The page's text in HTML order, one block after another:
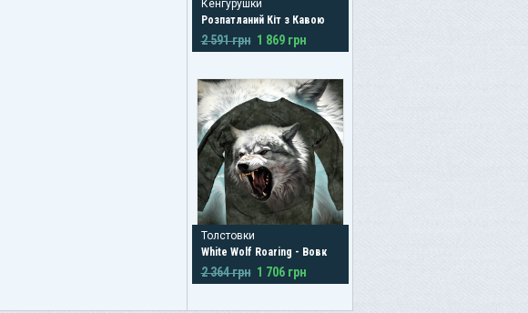
Кенгурушки
Розпатланий Кіт з Кавою
2 591 грн 1 869 грн
Толстовки
White Wolf Roaring - Вовк
2 364 грн 1 706 грн